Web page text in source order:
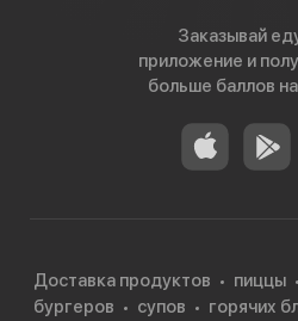
Заказывай
приложение и
больше баллов
Доставка продуктов пиццы
бургеров
супов горячих